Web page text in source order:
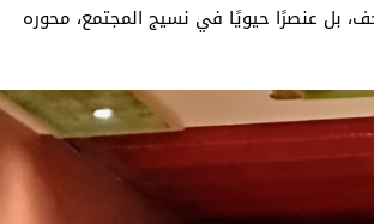
بل عنصرًا حيويًا في نسيج المجتمع، محوره